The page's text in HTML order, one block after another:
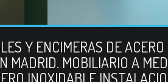
Y ENCIMERAS DE
MADRID. MOBILIARIO A
INOXIDABLE